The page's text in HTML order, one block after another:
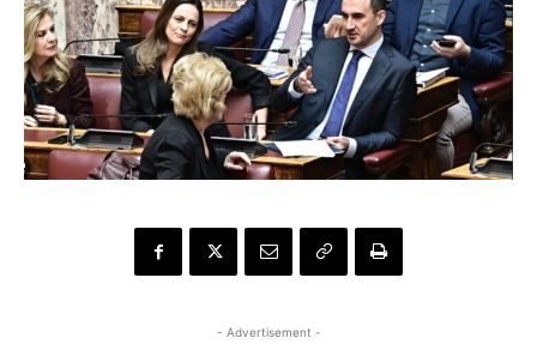
- Advertisement -